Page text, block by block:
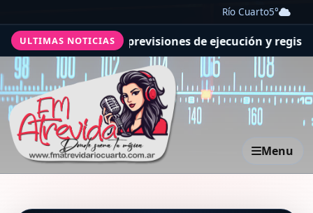
Río Cuarto5°
ULTIMAS NOTICIAS
la obra supera las previsiones de ejecución y registra
Menu